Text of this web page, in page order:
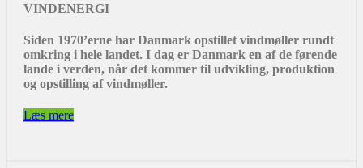
VINDENERGI
Siden 1970’erne har Danmark opstillet vindmøller rundt
omkring i hele landet. I dag er Danmark en af de førende
lande i verden, når det kommer til udvikling, produktion
og opstilling af vindmøller.
Læs mere